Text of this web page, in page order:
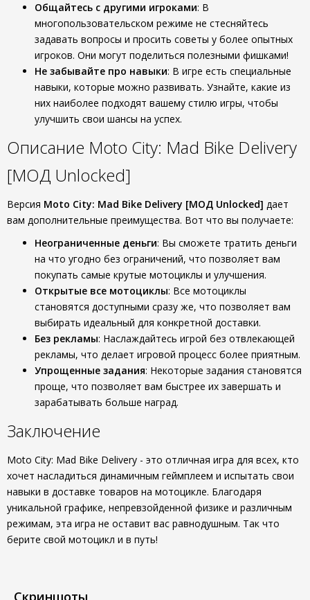
Общайтесь с другими игроками: В
многопользовательском режиме не стесняйтесь
задавать вопросы и просить советы у более опытных
игроков. Они могут поделиться полезными фишками!
Не забывайте про навыки: В игре есть специальные
навыки, которые можно развивать. Узнайте, какие из
них наиболее подходят вашему стилю игры, чтобы
улучшить свои шансы на успех.
Описание Moto City: Mad Bike Delivery
[МОД Unlocked]
Версия Moto City: Mad Bike Delivery [МОД Unlocked] дает
вам дополнительные преимущества. Вот что вы получаете:
Неограниченные деньги: Вы сможете тратить деньги
на что угодно без ограничений, что позволяет вам
покупать самые крутые мотоциклы и улучшения.
Открытые все мотоциклы: Все мотоциклы
становятся доступными сразу же, что позволяет вам
выбирать идеальный для конкретной доставки.
Без рекламы: Наслаждайтесь игрой без отвлекающей
рекламы, что делает игровой процесс более приятным.
Упрощенные задания: Некоторые задания становятся
проще, что позволяет вам быстрее их завершать и
зарабатывать больше наград.
Заключение
Moto City: Mad Bike Delivery - это отличная игра для всех, кто
хочет насладиться динамичным геймплеем и испытать свои
навыки в доставке товаров на мотоцикле. Благодаря
уникальной графике, непревзойденной физике и различным
режимам, эта игра не оставит вас равнодушным. Так что
берите свой мотоцикл и в путь!
Скриншоты